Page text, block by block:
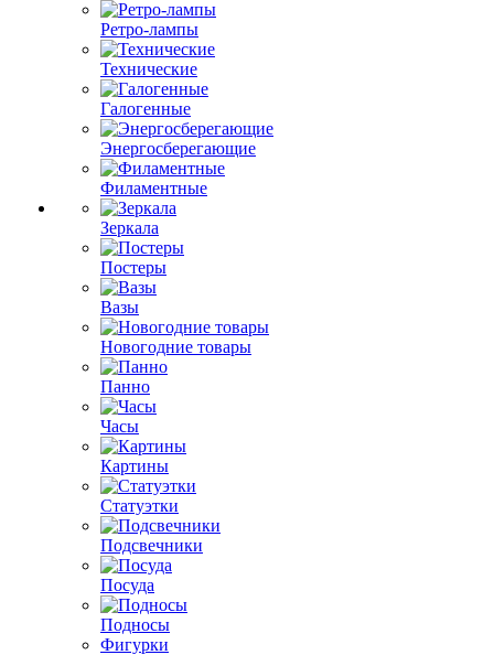
Ретро-лампы
Технические
Галогенные
Энергосберегающие
Филаментные
Зеркала
Постеры
Вазы
Новогодние товары
Панно
Часы
Картины
Статуэтки
Подсвечники
Посуда
Подносы
Фигурки